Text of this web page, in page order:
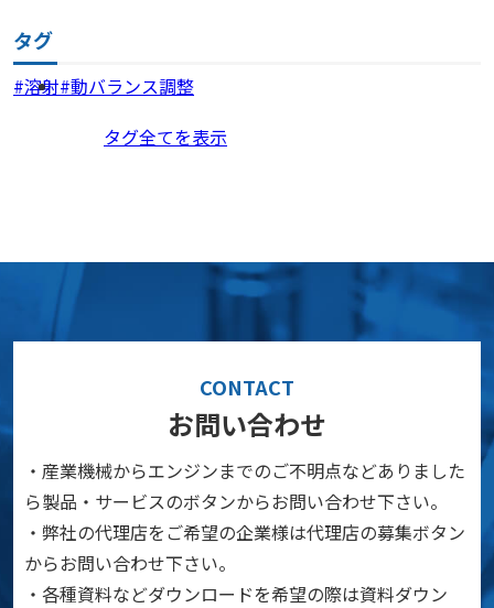
タグ
溶射 動バランス調整
タグ全てを表示
CONTACT
お問い合わせ
・産業機械からエンジンまでのご不明点などありました
ら製品・サービスのボタンからお問い合わせ下さい。
・弊社の代理店をご希望の企業様は代理店の募集ボタン
からお問い合わせ下さい。
・各種資料などダウンロードを希望の際は資料ダウン